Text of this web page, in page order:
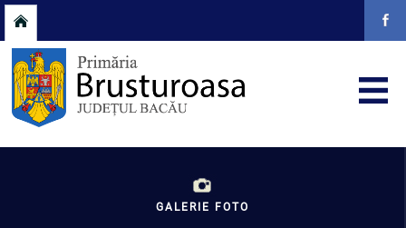
GALERIE FOTO